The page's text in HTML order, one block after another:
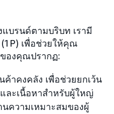
บรนด์ตามบริบท เรามี
เพื่อช่วยให้คุณ
องคุณปรากฏ:
าคงคลัง เพื่อช่วยยกเว้น
ละเนื้อหาสำหรับผู้ใหญ่
ความเหมาะสมของผู้